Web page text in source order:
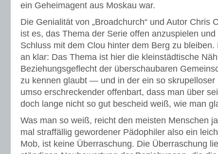
ein Geheimagent aus Moskau war.
Die Genialität von „Broadchurch“ und Autor Chris
ist es, das Thema der Serie offen anzuspielen
Schluss mit dem Clou hinter dem Berg zu
an klar: Das Thema ist hier die kleinstädtische
Beziehungsgeflecht der überschaubaren
zu kennen glaubt — und in der ein so skrupelloser
umso erschreckender offenbart, dass man über
doch lange nicht so gut bescheid weiß, wie man
Was man so weiß, reicht den meisten Menschen
mal straffällig gewordener Pädophiler also ein
Mob, ist keine Überraschung. Die Überraschung